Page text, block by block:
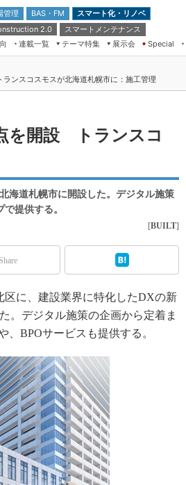
管理 BAS・FM
スマート化・リノベ
2.0
スマートメンテナンス
連載一覧
テーマ特集
業界の“ゲー
ートビル
展示会
建設・測量展
・不動産の先端技術展－
ンス・レジリエンスOSAKA
づくりワールド 2020
Special
ンスコスモスが北海道札幌市に：施工管理
を開設 トランスコ
海道札幌市に開設した。デジタル施策
提供する。
[BUILT]
Share
に、建設業界に特化したDXの新
。デジタル施策の企画から定着ま
BPOサービスも提供する。